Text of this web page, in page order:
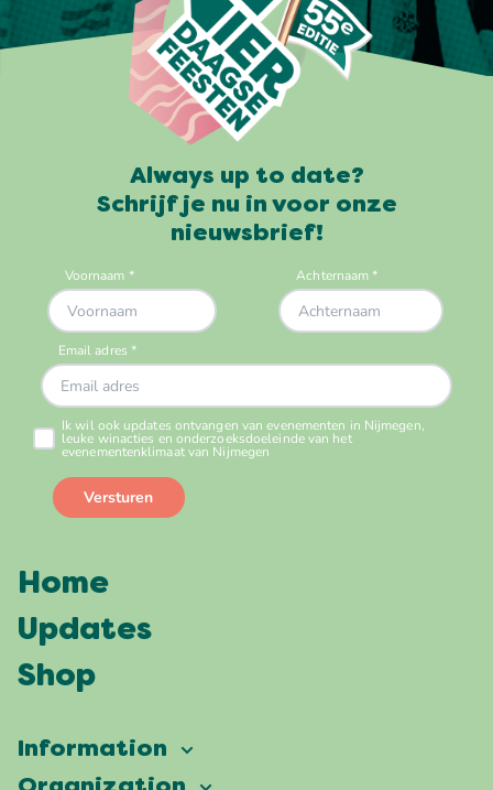
Always up to date?
Schrijf je nu in voor onze
nieuwsbrief!
Home
Updates
Shop
Information
Vierdaagsefeesten